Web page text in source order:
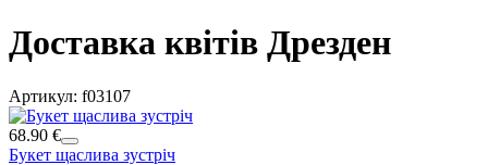
Доставка квітів Дрезден
Артикул: f03107
68.90 €
Букет щаслива зустріч